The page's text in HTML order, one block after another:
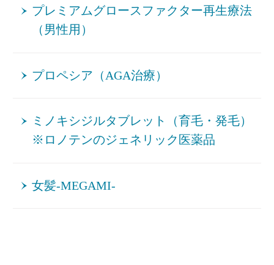
プレミアムグロースファクター再生療法
（男性用）
プロペシア（AGA治療）
ミノキシジルタブレット（育毛・発毛）
※ロノテンのジェネリック医薬品
女髪-MEGAMI-